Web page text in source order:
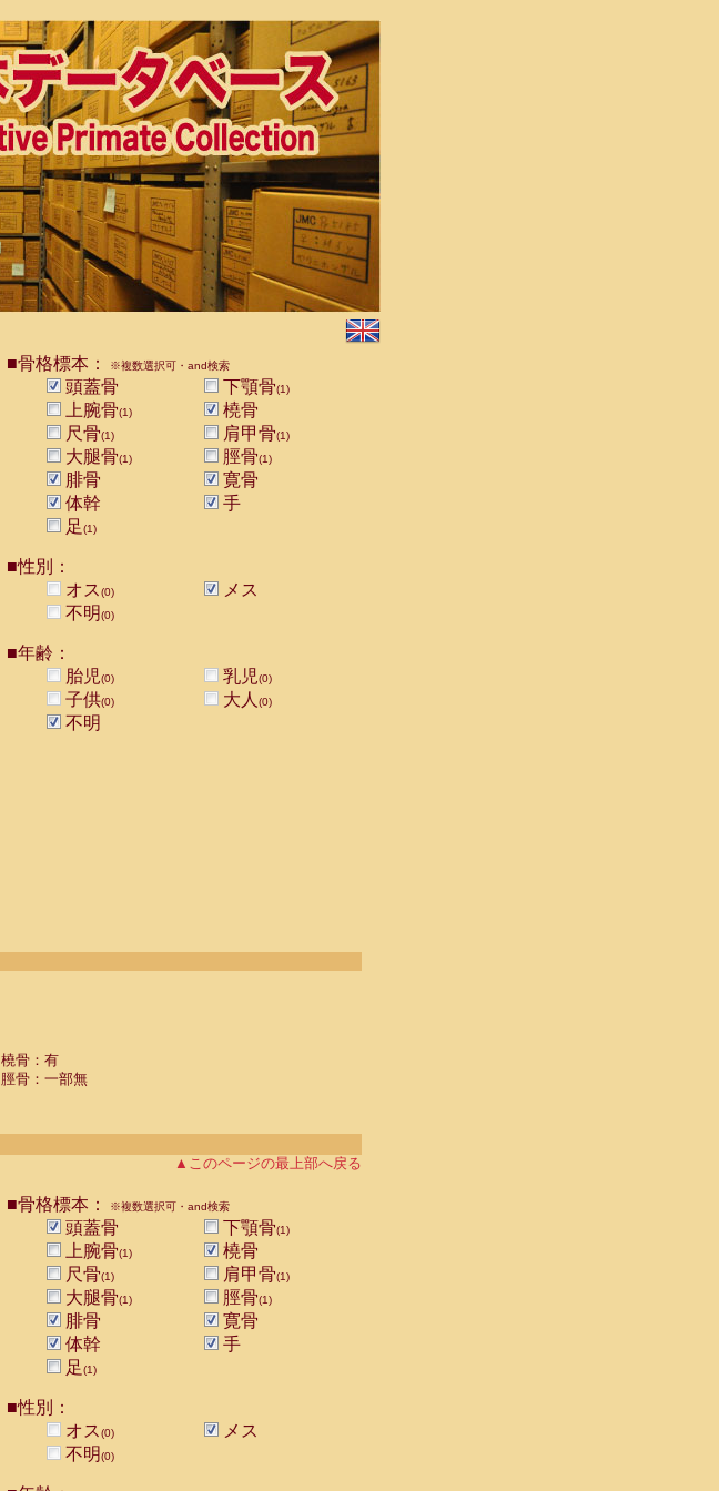
■骨格標本： ※複数選択可・and検索
頭蓋骨 下顎骨(1)
上腕骨(1)
橈骨
尺骨(1) 肩甲骨(1)
大腿骨(1) 脛骨(1)
腓骨
寛骨
体幹
手
足(1)
■性別：
オス(0)
メス
不明(0)
■年齢：
胎児(0) 乳児(0)
子供(0) 大人 (0)
不明
橈骨：有
脛骨：一部無
▲このページの最上部へ戻る
■骨格標本： ※複数選択可・and検索
頭蓋骨 下顎骨(1)
上腕骨(1)
橈骨
尺骨(1) 肩甲骨(1)
大腿骨(1) 脛骨(1)
腓骨
寛骨
体幹
手
足(1)
■性別：
オス(0)
メス
不明(0)